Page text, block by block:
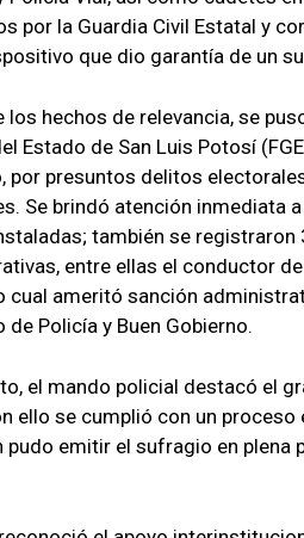
por la Guardia Civil Estatal y
que dio garantía de un
los hechos de relevancia, se
Estado de San Luis Potosí
por presuntos delitos
Se brindó atención inmediata
también se
entre ellas el conductor
cual ameritó sanción
de Policía y Buen Gobierno.
el mando policial destacó el
ello se cumplió con un
pudo emitir el sufragio en plena